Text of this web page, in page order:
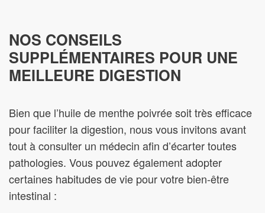
NOS CONSEILS
SUPPLÉMENTAIRES POUR UNE
MEILLEURE DIGESTION
Bien que l’huile de menthe poivrée soit très efficace
pour faciliter la digestion, nous vous invitons avant
tout à consulter un médecin afin d’écarter toutes
pathologies. Vous pouvez également adopter
certaines habitudes de vie pour votre bien-être
intestinal :